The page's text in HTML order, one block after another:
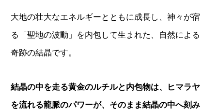
大地の壮大なエネルギーとともに成長し、神々が宿
る「聖地の波動」を内包して生まれた、自然による
奇跡の結晶です。
結晶の中を走る黄金のルチルと内包物は、ヒマラヤ
を流れる龍脈のパワーが、そのまま結晶の中へ刻み